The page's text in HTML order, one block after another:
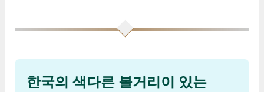
한국의 색다른 볼거리이 있는